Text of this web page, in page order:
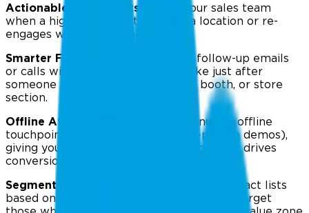
Actionable Sales Alerts:
Notify your sales team
when a high-intent contact visits a location or re-
engages with a key product zone.
Smarter Follow-Up Timing:
Align follow-up emails
or calls with behavioral patterns like just after
someone visits a showroom, demo booth, or store
section.
Offline Attribution:
Attribute revenue to offline
touchpoints (store visits, events, in-person demos),
giving your team a complete view of what drives
conversion.
Segmented Sales Campaigns:
Create contact lists
based on physical behavior. For example, target